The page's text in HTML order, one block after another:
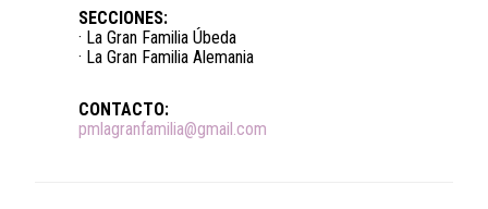
SECCIONES:
· La Gran Familia Úbeda
· La Gran Familia Alemania
CONTACTO:
pmlagranfamilia@gmail.com